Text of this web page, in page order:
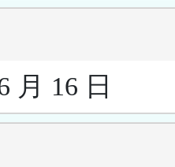
月 16 日